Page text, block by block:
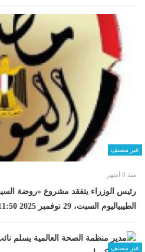
غير مصنف
منذ 8 أشهر
الطيبياليوم السبت، 29 نوفمبر 2025 11:50 صـ
غير مصنف